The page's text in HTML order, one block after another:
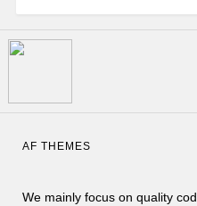
AF THEMES
We mainly focus on quality